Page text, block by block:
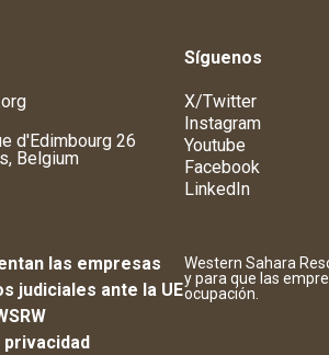
d'Edimbourg 26
Belgium
Síguenos
X/Twitter
Instagram
Youtube
Facebook
LinkedIn
las empresas
judiciales ante la UE
Western Sahara
y para que las
ocupación.